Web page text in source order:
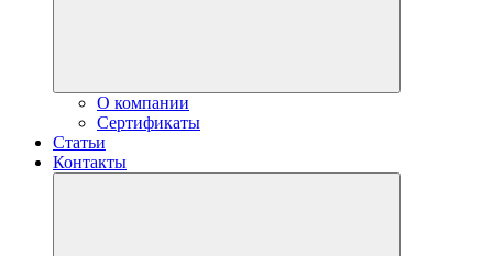
О компании
Сертификаты
Статьи
Контакты